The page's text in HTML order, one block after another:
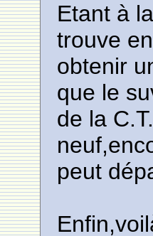
Etant à
trouve
obtenir
que le
de la
peut